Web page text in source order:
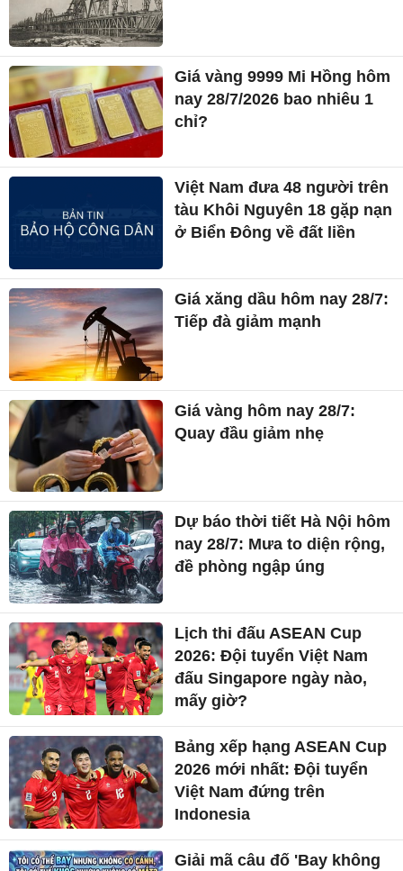
Giá vàng 9999 Mi Hồng hôm
nay 28/7/2026 bao nhiêu 1
chỉ?
Việt Nam đưa 48 người trên
tàu Khôi Nguyên 18 gặp nạn
ở Biển Đông về đất liền
Giá xăng dầu hôm nay 28/7:
Tiếp đà giảm mạnh
Giá vàng hôm nay 28/7:
Quay đầu giảm nhẹ
Dự báo thời tiết Hà Nội hôm
nay 28/7: Mưa to diện rộng,
đề phòng ngập úng
Lịch thi đấu ASEAN Cup
2026: Đội tuyển Việt Nam
đấu Singapore ngày nào,
mấy giờ?
Bảng xếp hạng ASEAN Cup
2026 mới nhất: Đội tuyển
Việt Nam đứng trên
Indonesia
Giải mã câu đố 'Bay không